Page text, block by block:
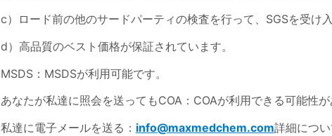
c）ロード前の他のサードパーティの検査を行って、SGSを受け入
d）高品質のベスト価格が保証されています。
MSDS：MSDSが利用可能です。
あなたが私達に照会を送ってもCOA：COAが利用できる可能性が
私達に電子メールを送る： info@maxmedchem.com詳細につい